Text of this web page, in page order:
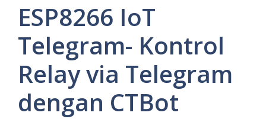
ESP8266 IoT
Telegram- Kontrol
Relay via Telegram
dengan CTBot